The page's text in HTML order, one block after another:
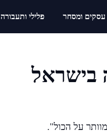
עסקים ומסחר פלילי ותעבורה
בישראל
על הכול".